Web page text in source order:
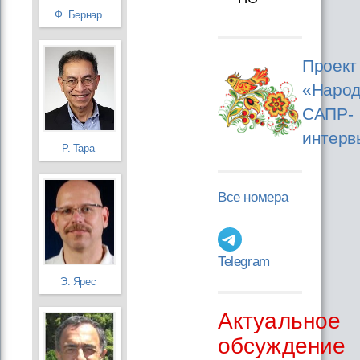
Ф. Бернар
Р. Тара
Э. Ярес
Проект
САПР-
Все номера
Telegram
Актуальное
обсуждение